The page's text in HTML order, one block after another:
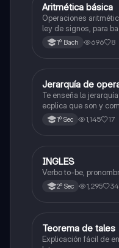
Matemáticas
Aritmética básica
Operaciones
ley de signos, para
admisión a la
1º Bach 696 8
Matemáticas
Jerarquía de
Te enseña la
ecplica que son y
1º Sec 1,145 17
Inglés
INGLES
Verbo to-be,
2º Sec 1,295 34
Matemáticas
Teorema de tales
Explicación fácil de